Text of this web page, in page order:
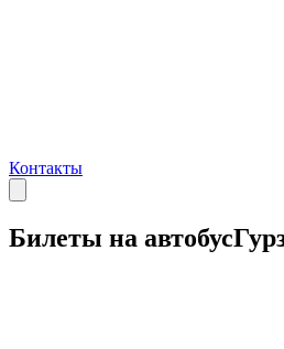
Контакты
Билеты на автобус